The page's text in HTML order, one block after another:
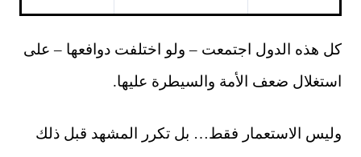
كل هذه الدول اجتمعت – ولو اختلفت دوافعها – على
استغلال ضعف الأمة والسيطرة عليها.
وليس الاستعمار فقط… بل تكرر المشهد قبل ذلك